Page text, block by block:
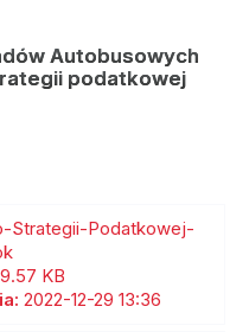
Autobusowych
podatkowej
Strategii-Podatkowej-
KB
2022-12-29 13:36